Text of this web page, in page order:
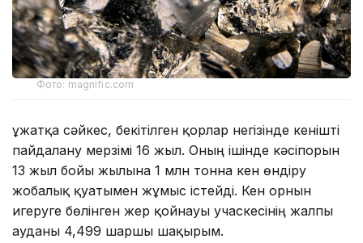
Фото: magnific.com
Құжатқа сәйкес, бекітілген қорлар негізінде кенішті
пайдалану мерзімі 16 жыл. Оның ішінде кәсіпорын
13 жыл бойы жылына 1 млн тонна кен өндіру
жобалық қуатымен жұмыс істейді. Кен орнын
игеруге бөлінген жер қойнауы учаскесінің жалпы
ауданы 4,499 шаршы шақырым.